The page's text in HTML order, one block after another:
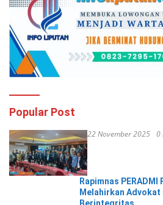
Popular Post
22 November 2025 0
Rapimnas
Melahirkan
Berintegritas